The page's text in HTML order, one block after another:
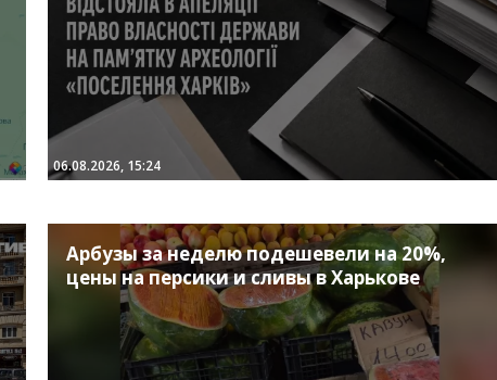
06.08.2026, 15:24
Арбузы за неделю подешевели на 20%,
цены на персики и сливы в Харькове